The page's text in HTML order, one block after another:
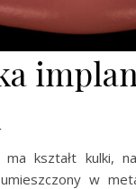
ma kształt kulki,
w